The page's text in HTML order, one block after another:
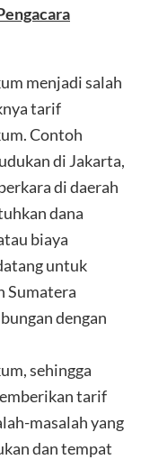
menjadi salah
tarif
Contoh
di Jakarta,
di daerah
dana
biaya
untuk
Sumatera
dengan
sehingga
tarif
masalah yang
dan tempat